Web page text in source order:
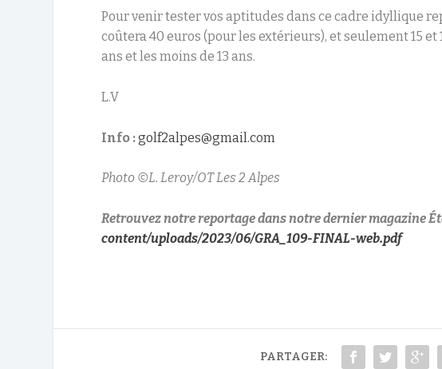
Pour venir tester vos aptitudes dans ce cadre idyllique
coûtera 40 euros (pour les extérieurs), et seulement 15
ans et les moins de 13 ans.
L.V
Info :golf2alpes@gmail.com
Photo ©L. Leroy/OT Les 2 Alpes
Retrouvez notre reportage dans notre dernier magazine
content/uploads/2023/06/GRA_109-FINAL-web.pdf
PARTAGER: